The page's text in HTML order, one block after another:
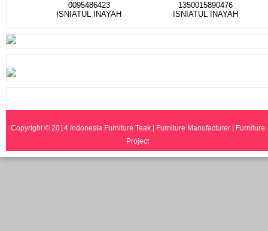
0095486423
ISNIATUL INAYAH
1350015890476
ISNIATUL INAYAH
Copyright © 2014 Indonesia Furniture Teak | Furniture Manufacturer | Furniture
Project